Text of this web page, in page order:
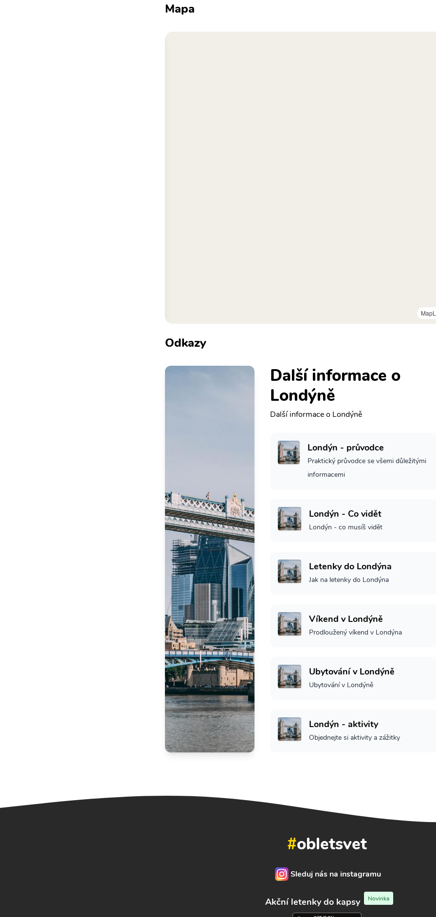
Mapa
Odkazy
Další informace o
Londýně
Další informace o Londýně
Londýn - průvodce
Praktický průvodce se všemi důležitými
informacemi
Londýn - Co vidět
Londýn - co musíš vidět
Letenky do Londýna
Jak na letenky do Londýna
Víkend v Londýně
Prodloužený víkend v Londýna
Ubytování v Londýně
Ubytování v Londýně
Londýn - aktivity
Objednejte si aktivity a zážitky
#obletsvet
Sleduj nás na instagramu
Akční letenky do kapsy Novinka